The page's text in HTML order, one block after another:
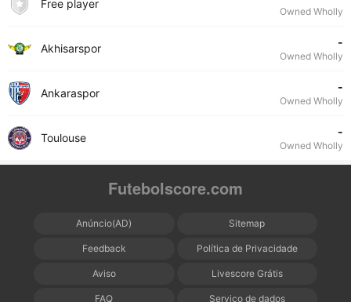
Free player
Owned Wholly
Akhisarspor -
Owned Wholly
Ankaraspor -
Owned Wholly
Toulouse -
Owned Wholly
Futebolscore.com
Anúncio(AD) Sitemap
Feedback Política de Privacidade
Aviso Livescore Grátis
FAQ Serviço de dados